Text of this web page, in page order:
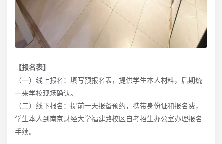
【报名表】
（一）线上报名：填写预报名表，提供学生本人材料，后期统
一来学校现场确认。
（二）线下报名：提前一天报备预约，携带身份证和报名费，
学生本人到南京财经大学福建路校区自考招生办公室办理报名
手续。